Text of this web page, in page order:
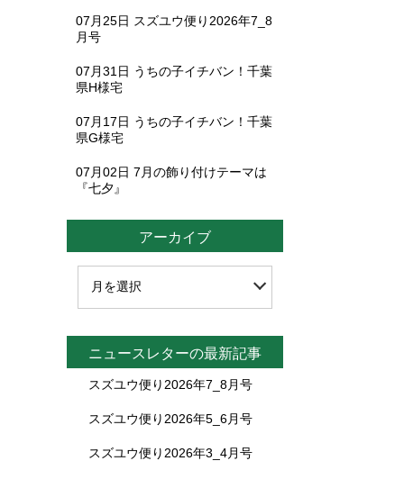
07月25日 スズユウ便り2026年7_8
月号
07月31日 うちの子イチバン！千葉
県H様宅
07月17日 うちの子イチバン！千葉
県G様宅
07月02日 7月の飾り付けテーマは
『七夕』
アーカイブ
ニュースレターの最新記事
スズユウ便り2026年7_8月号
スズユウ便り2026年5_6月号
スズユウ便り2026年3_4月号